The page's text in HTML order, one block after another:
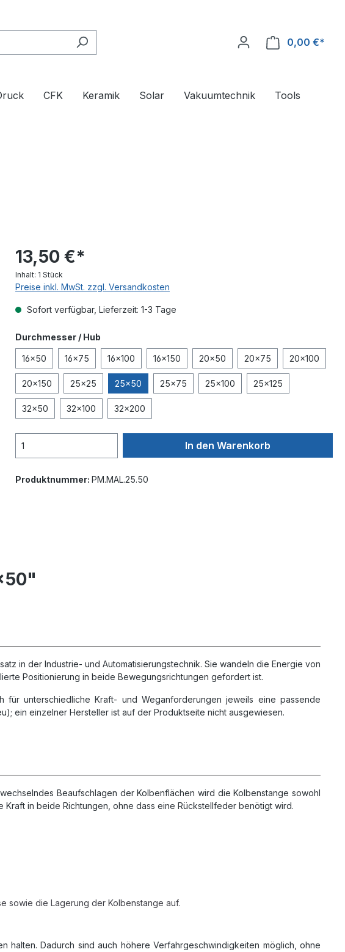
0,00 €*
CFK Keramik Solar Vakuumtechnik Tools
13,50 €*
Inhalt: 1 Stück
Preise inkl. MwSt. zzgl. Versandkosten
Sofort verfügbar, Lieferzeit: 1-3 Tage
Durchmesser / Hub
16x50 16x75 16x100 16x150 20x50 20x75 20x100
20x150 25x25 25x50 25x75 25x100 25x125
32x50 32x100 32x200
In den Warenkorb
Produktnummer: PM.MAL.25.50
in der Industrie- und Automatisierungstechnik. Sie wandeln die Energie von
Positionierung in beide Bewegungsrichtungen gefordert ist.
für unterschiedliche Kraft- und Weganforderungen jeweils eine passende
ein einzelner Hersteller ist auf der Produktseite nicht ausgewiesen.
Beaufschlagen der Kolbenflächen wird die Kolbenstange sowohl
in beide Richtungen, ohne dass eine Rückstellfeder benötigt wird.
sowie die Lagerung der Kolbenstange auf.
halten. Dadurch sind auch höhere Verfahrgeschwindigkeiten möglich, ohne